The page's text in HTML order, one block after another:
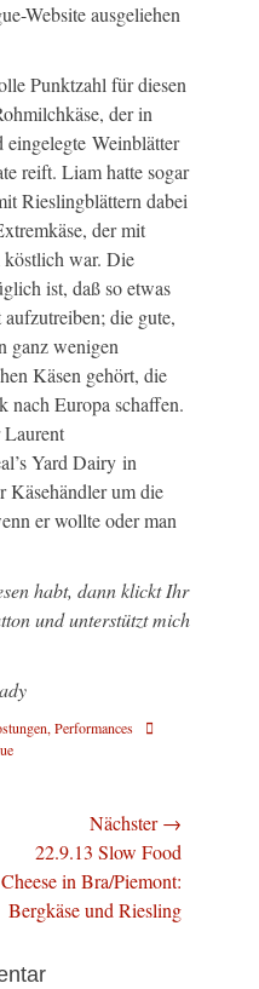
Website ausgeliehen
Punktzahl für diesen
der in
Weinblätter
reift. Liam hatte sogar
Rieslingblättern dabei
der mit
war. Die
ist, daß so etwas
die gute,
ganz wenigen
Käsen gehört, die
nach Europa schaffen.
Yard Dairy in
Käsehändler um die
er wollte oder man
habt, dann klickt Ihr
und unterstützt mich
Performances
Schlagworte
Nächster →
Nächster
Beitrag:
22.9.13 Slow Food
Cheese in Bra/Piemont:
Bergkäse und Riesling